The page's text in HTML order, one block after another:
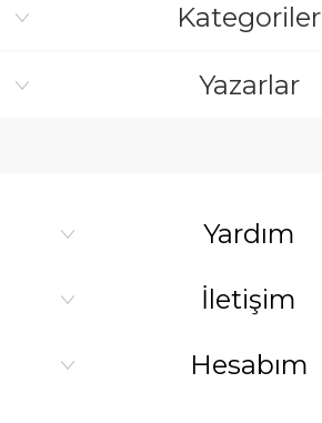
Kategoriler
Yazarlar
Yardım
İletişim
Hesabım